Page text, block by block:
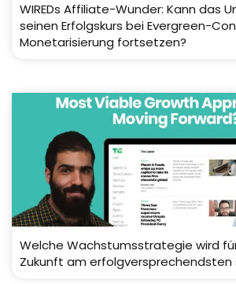
WIREDs Affiliate-Wunder: Kann das
seinen Erfolgskurs bei Evergreen-
Monetarisierung fortsetzen?
Welche Wachstumsstrategie wird
Zukunft am erfolgversprechendsten